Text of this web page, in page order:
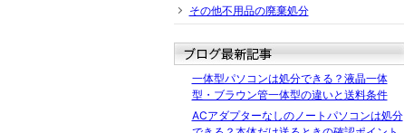
その他不用品の廃棄処分
一体型パソコンは処分できる？液晶一体
型・ブラウン管一体型の違いと送料条件
ACアダプターなしのノートパソコンは処分